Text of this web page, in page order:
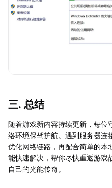
三. 总结
随着游戏新内容持续更新，每位
络环境保驾护航。遇到服务器连
优化网络链路，再配合简单的本
能快速解决，帮你尽快重返游戏
自己的光能传奇。